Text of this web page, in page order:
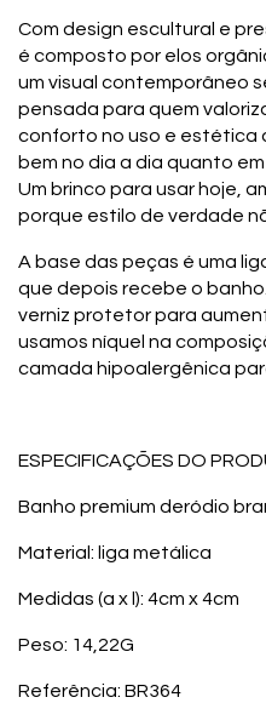
Com design escultural e
é composto por elos
um visual contemporâneo
pensada para quem
conforto no uso e estética
bem no dia a dia quanto
Um brinco para usar hoje,
porque estilo de verdade
A base das peças é uma
que depois recebe o
verniz protetor para
usamos níquel na
camada hipoalergênica
ESPECIFICAÇÕES DO
Banho premium deródio
Material: liga metálica
Medidas (a x l): 4cm x 4cm
Peso: 14,22G
Referência: BR364